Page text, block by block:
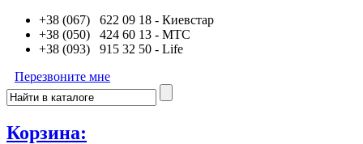
+38 (067) 622 09 18 - Киевстар
+38 (050) 424 60 13 - MTC
+38 (093) 915 32 50 - Life
Перезвоните мне
Корзина: